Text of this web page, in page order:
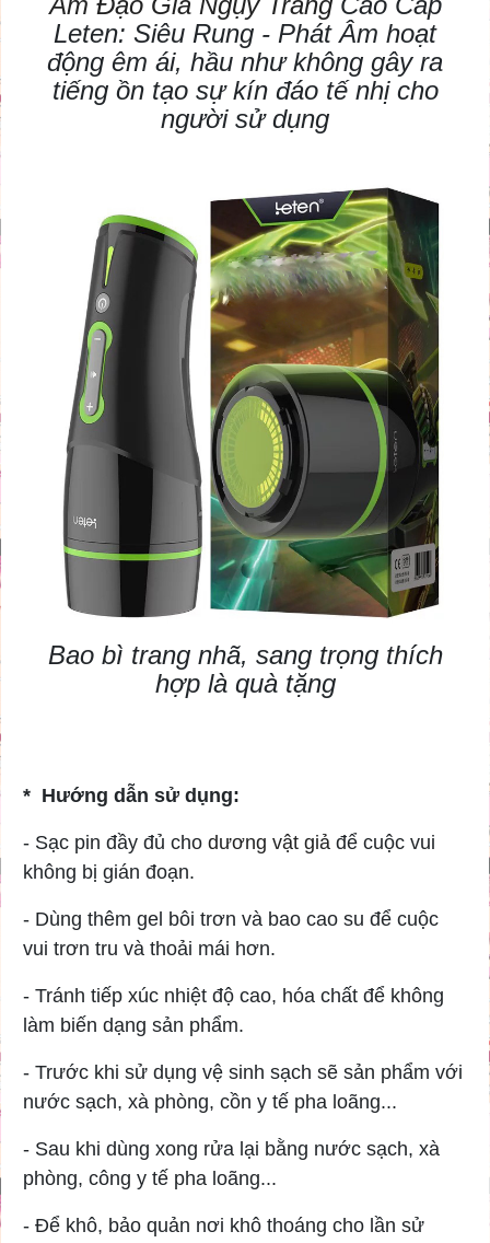
Leten: Siêu Rung - Phát Âm hoạt
động êm ái, hầu như không gây ra
tiếng ồn tạo sự kín đáo tế nhị cho
người sử dụng
Bao bì trang nhã, sang trọng thích
hợp là quà tặng
* Hướng dẫn sử dụng:
- Sạc pin đầy đủ cho dương vật giả để cuộc vui
không bị gián đoạn.
- Dùng thêm gel bôi trơn và bao cao su để cuộc
vui trơn tru và thoải mái hơn.
- Tránh tiếp xúc nhiệt độ cao, hóa chất để không
làm biến dạng sản phẩm.
- Trước khi sử dụng vệ sinh sạch sẽ sản phẩm với
nước sạch, xà phòng, cồn y tế pha loãng...
- Sau khi dùng xong rửa lại bằng nước sạch, xà
phòng, công y tế pha loãng...
- Để khô, bảo quản nơi khô thoáng cho lần sử